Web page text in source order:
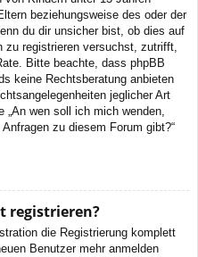
beziehungsweise des oder der
du dir unsicher bist, ob dies auf
registrieren versuchst, zutrifft,
Bitte beachte, dass phpBB
keine Rechtsberatung anbieten
jeglicher Art
wen soll ich mich wenden,
zu diesem Forum gibt?“
registrieren?
die Registrierung komplett
Benutzer mehr anmelden